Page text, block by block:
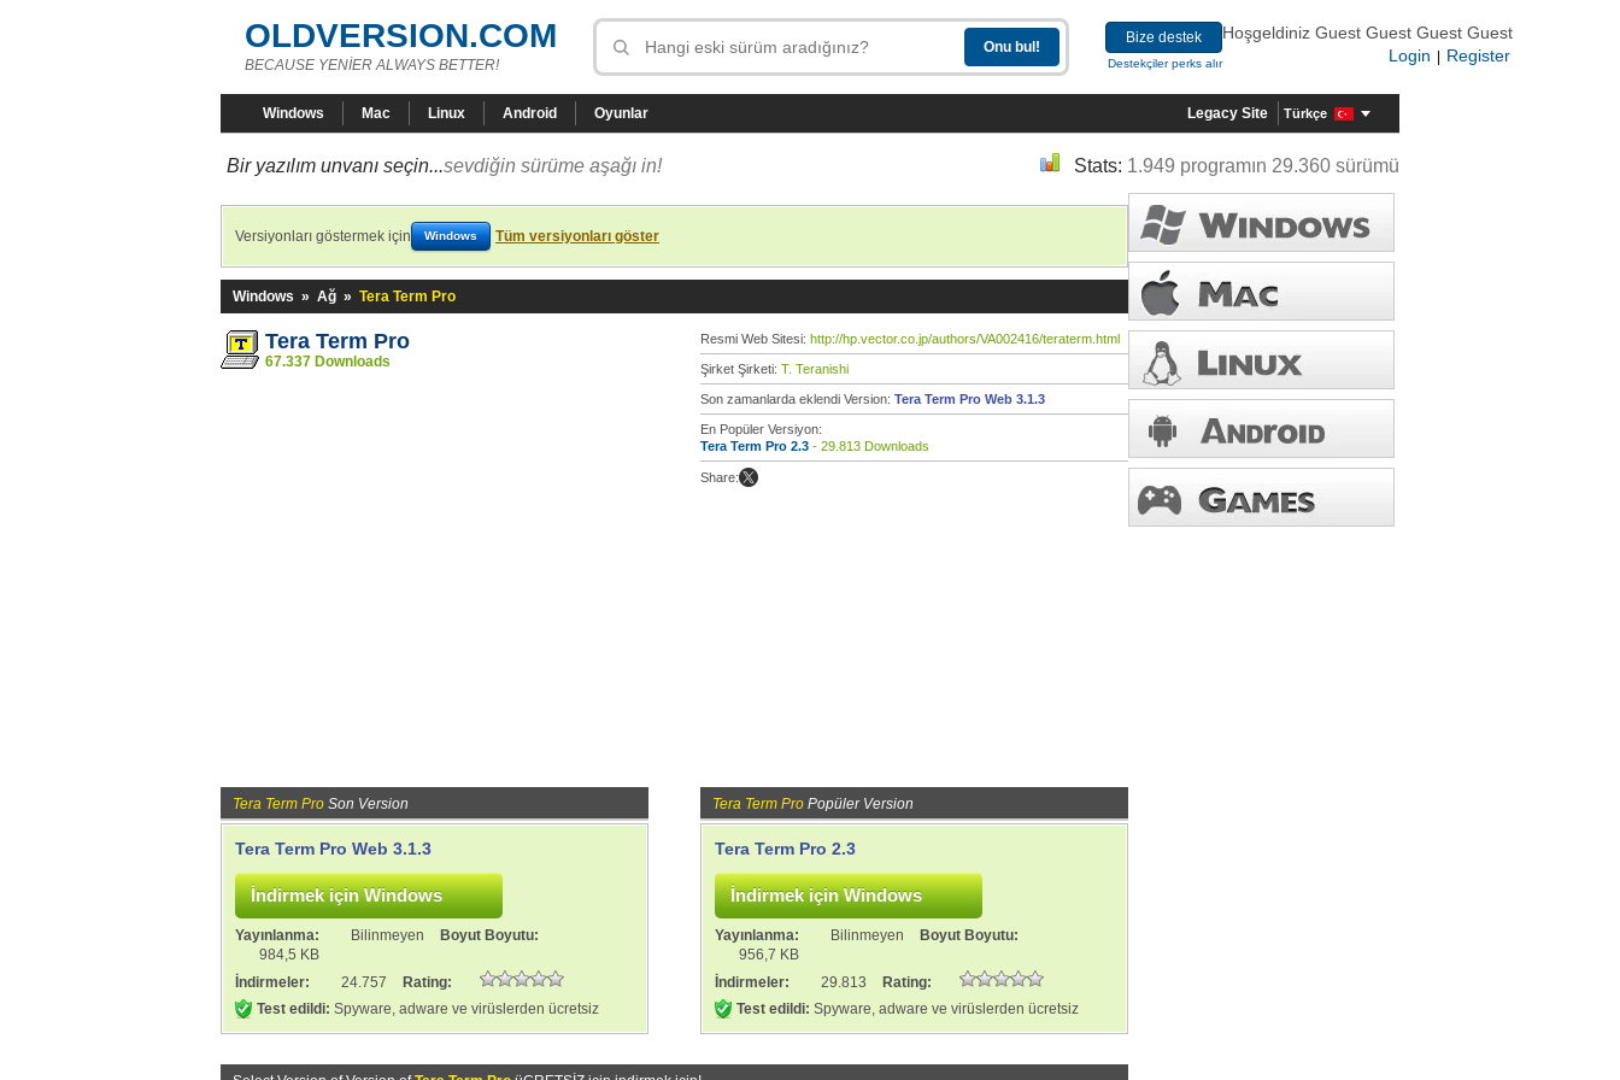
OLDVERSION.COM
BECAUSE YENİER ALWAYS BETTER!
Bize destek
Destekçiler perks alır
Hoşgeldiniz Guest Guest Guest Guest
Login
Register
Windows Mac Linux Android Oyunlar Legacy Site Türkçe
Bir yazılım unvanı seçin...sevdiğin sürüme aşağı in! Stats: 1.949 programın 29.360 sürümü
Versiyonları göstermek için Windows Tüm versiyonları göster
Windows » Ağ » Tera Term Pro
Tera Term Pro
67.337 Downloads
Resmi Web Sitesi: http://hp.vector.co.jp/authors/VA002416/teraterm.html
Şirket Şirketi: T. Teranishi
Son zamanlarda eklendi Version: Tera Term Pro Web 3.1.3
En Popüler Versiyon:
Tera Term Pro 2.3 - 29.813 Downloads
Share:
Tera Term Pro Son Version
Tera Term Pro Web 3.1.3
Yayınlanma: Bilinmeyen
Boyut Boyutu:
984,5 KB
İndirmeler:
24.757
Rating:
Test edildi: Spyware, adware ve virüslerden ücretsiz
Tera Term Pro Popüler Version
Tera Term Pro 2.3
Yayınlanma: Bilinmeyen
Boyut Boyutu:
956,7 KB
İndirmeler:
29.813
Rating:
Test edildi: Spyware, adware ve virüslerden ücretsiz